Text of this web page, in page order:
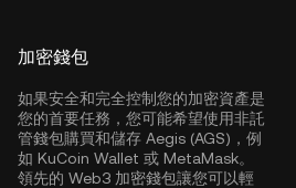
加密錢包
如果安全和完全控制您的加密資產是
您的首要任務，您可能希望使用非託
管錢包購買和儲存 Aegis (AGS)，例
如 KuCoin Wallet 或 MetaMask。
領先的 Web3 加密錢包讓您可以輕